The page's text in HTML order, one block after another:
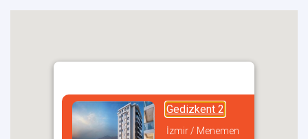
Gedizkent 2
İzmir / Menemen